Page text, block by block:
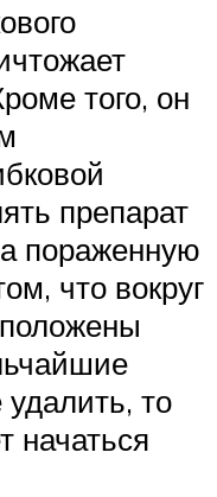
того, он
препарат
пораженную
что вокруг
то
начаться